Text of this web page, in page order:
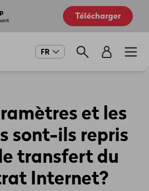
Télécharger
FR
et les
sont-ils repris
transfert du
Internet?